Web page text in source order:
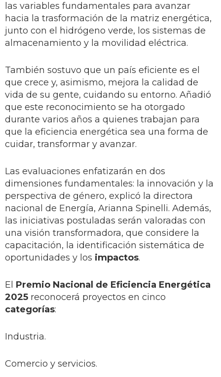
las variables fundamentales para avanzar
hacia la trasformación de la matriz energética,
junto con el hidrógeno verde, los sistemas de
almacenamiento y la movilidad eléctrica.
También sostuvo que un país eficiente es el
que crece y, asimismo, mejora la calidad de
vida de su gente, cuidando su entorno. Añadió
que este reconocimiento se ha otorgado
durante varios años a quienes trabajan para
que la eficiencia energética sea una forma de
cuidar, transformar y avanzar.
Las evaluaciones enfatizarán en dos
dimensiones fundamentales: la innovación y la
perspectiva de género, explicó la directora
nacional de Energía, Arianna Spinelli. Además,
las iniciativas postuladas serán valoradas con
una visión transformadora, que considere la
capacitación, la identificación sistemática de
oportunidades y los impactos.
El Premio Nacional de Eficiencia Energética
2025 reconocerá proyectos en cinco
categorías:
Industria.
Comercio y servicios.